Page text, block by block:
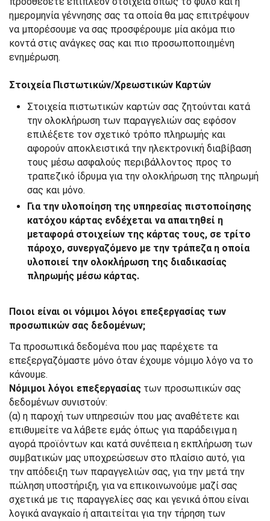
ημερομηνία γέννησης σας τα οποία θα μας επιτρέψουν
να μπορέσουμε να σας προσφέρουμε μία ακόμα πιο
κοντά στις ανάγκες σας και πιο προσωποποιημένη
ενημέρωση.
Στοιχεία Πιστωτικών/Χρεωστικών Καρτών
Στοιχεία πιστωτικών καρτών σας ζητούνται κατά
την ολοκλήρωση των παραγγελιών σας εφόσον
επιλέξετε τον σχετικό τρόπο πληρωμής και
αφορούν αποκλειστικά την ηλεκτρονική διαβίβαση
τους μέσω ασφαλούς περιβάλλοντος προς το
τραπεζικό ίδρυμα για την ολοκλήρωση της πληρωμή
σας και μόνο.
Για την υλοποίηση της υπηρεσίας πιστοποίησης
κατόχου κάρτας ενδέχεται να απαιτηθεί η
μεταφορά στοιχείων της κάρτας τους, σε τρίτο
πάροχο, συνεργαζόμενο με την τράπεζα η οποία
υλοποιεί την ολοκλήρωση της διαδικασίας
πληρωμής μέσω κάρτας.
Ποιοι είναι οι νόμιμοι λόγοι επεξεργασίας των
προσωπικών σας δεδομένων;
Τα προσωπικά δεδομένα που μας παρέχετε τα
επεξεργαζόμαστε μόνο όταν έχουμε νόμιμο λόγο να το
κάνουμε.
Νόμιμοι λόγοι επεξεργασίας των προσωπικών σας
δεδομένων συνιστούν:
(α) η παροχή των υπηρεσιών που μας αναθέτετε και
επιθυμείτε να λάβετε εμάς όπως για παράδειγμα η
αγορά προϊόντων και κατά συνέπεια η εκπλήρωση των
συμβατικών μας υποχρεώσεων στο πλαίσιο αυτό, για
την απόδειξη των παραγγελιών σας, για την μετά την
πώληση υποστήριξη, για να επικοινωνούμε μαζί σας
σχετικά με τις παραγγελίες σας και γενικά όπου είναι
λογικά αναγκαίο ή απαιτείται για την τήρηση των